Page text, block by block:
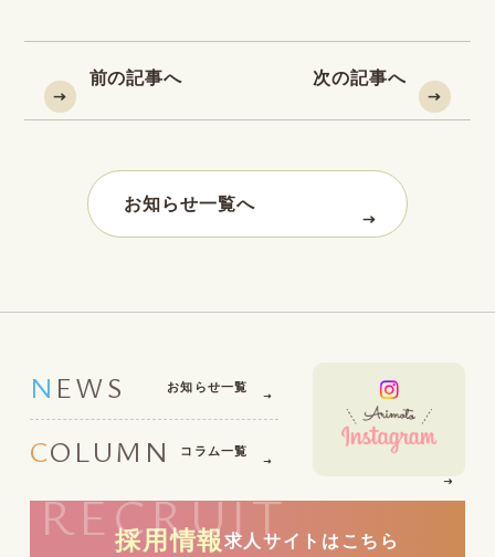
前の記事へ 次の記事へ
お知らせ一覧へ
NEWS お知らせ一覧
COLUMN コラム一覧
RECRUIT
採用情報 求人サイトはこちら